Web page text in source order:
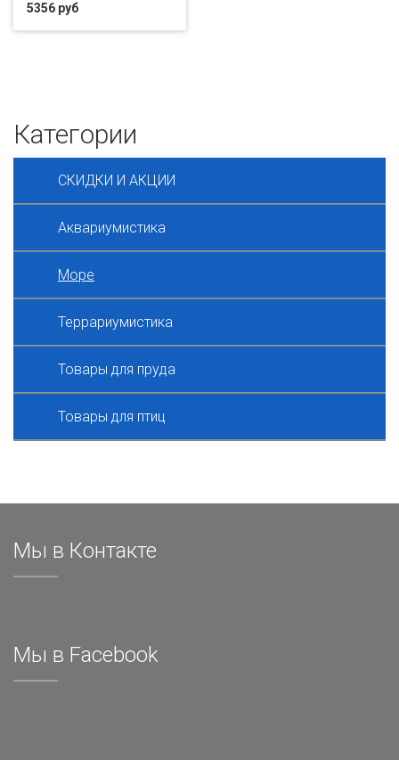
5356 руб
Категории
СКИДКИ И АКЦИИ
Аквариумистика
Море
Террариумистика
Товары для пруда
Товары для птиц
Мы в Контакте
Мы в Facebook